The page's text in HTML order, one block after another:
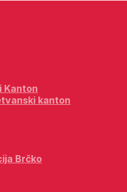
Kanton
kanton
Brčko